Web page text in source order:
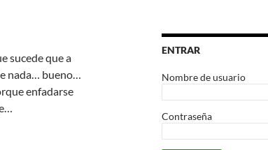
sucede que a
nada… bueno…
enfadarse
ENTRAR
Nombre de usuario
Contraseña